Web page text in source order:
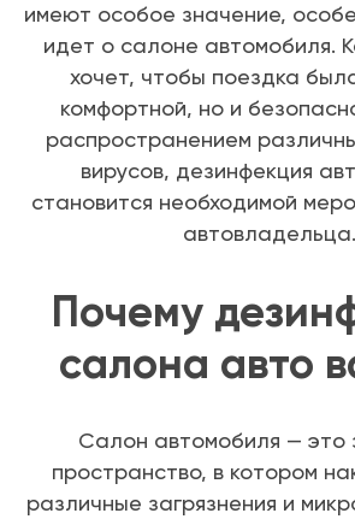
имеют особое значение,
идет о салоне автомобиля.
хочет, чтобы поездка
комфортной, но и
распространением
вирусов, дезинфекция
становится необходимой
автовладельца.
Почему
салона авто
Салон автомобиля — это
пространство, в котором
различные загрязнения и